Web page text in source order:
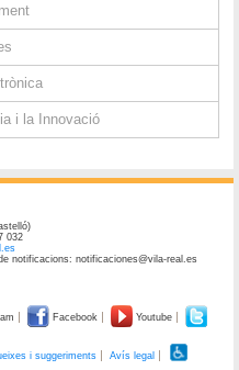
i la Innovació
032
notificacions: notificaciones@vila-real.es
Facebook Youtube
i suggeriments Avís legal